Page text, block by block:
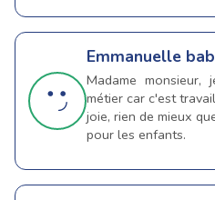
Emmanuelle
Madame monsieur,
métier car c'est
joie, rien de mieux
pour les enfants.